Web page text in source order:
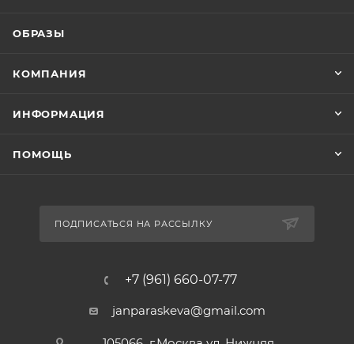
ОБРАЗЫ
КОМПАНИЯ
ИНФОРМАЦИЯ
ПОМОЩЬ
ПОДПИСАТЬСЯ НА РАССЫЛКУ
+7 (961) 660-07-77
janparaskeva@gmail.com